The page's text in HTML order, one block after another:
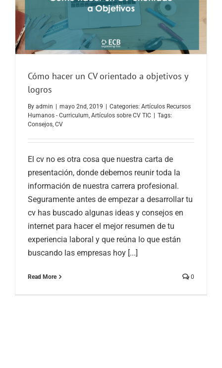
Cómo hacer un CV orientado a objetivos y
logros
By admin mayo 2nd, 2019 Categories: Artículos Recursos
Humanos - Curriculum, Artículos sobre CV TIC
Tags:
Consejos, CV
El cv no es otra cosa que nuestra carta de
presentación, donde debemos reunir toda la
información de nuestra carrera profesional.
Seguramente antes de empezar a desarrollar tu
cv has buscado algunas ideas y consejos en
internet para hacer el mejor resumen de tu
experiencia laboral y que reúna lo que están
buscando las empresas hoy [...]
Read More 0